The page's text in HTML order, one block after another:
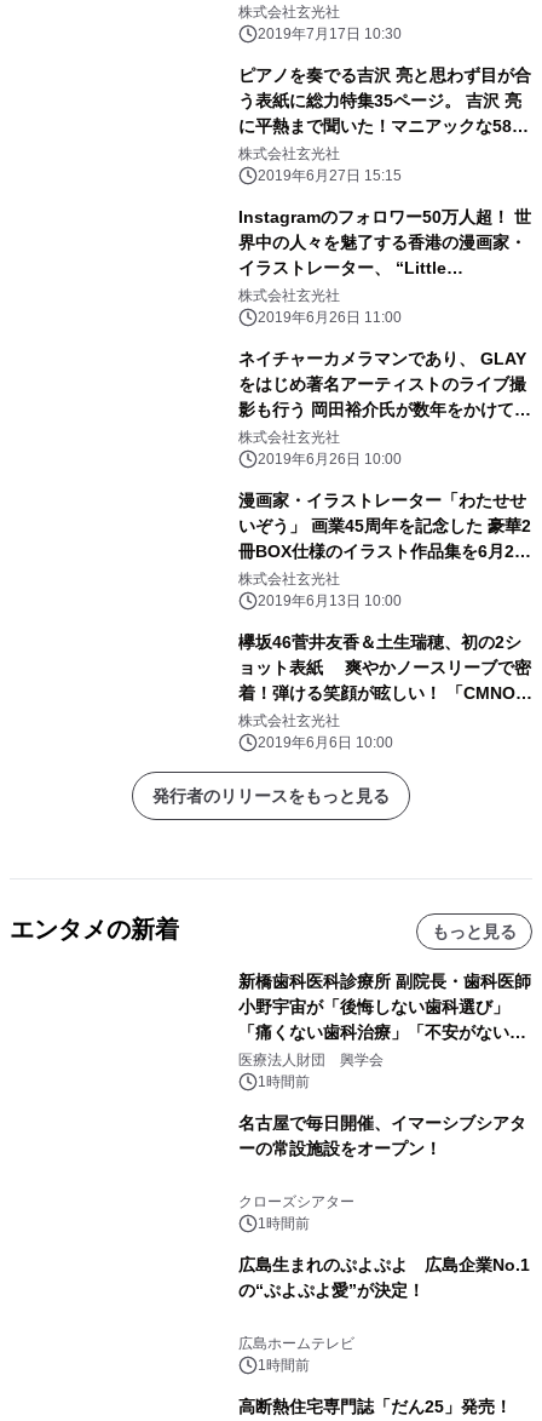
株式会社玄光社
2019年7月17日 10:30
ピアノを奏でる吉沢 亮と思わず目が合
う表紙に総力特集35ページ。 吉沢 亮
に平熱まで聞いた！マニアックな58問
58答にも注目。 『CM NOW BOYS
VOL.9』7月1日発売！
株式会社玄光社
2019年6月27日 15:15
Instagramのフォロワー50万人超！ 世
界中の人々を魅了する香港の漫画家・
イラストレーター、 “Little
Thunder(リトルサンダー)”こと門小雷
の 日本発作品集7月11日(木)発売！
株式会社玄光社
2019年6月26日 11:00
ネイチャーカメラマンであり、 GLAY
をはじめ著名アーティストのライブ撮
影も行う 岡田裕介氏が数年をかけて捉
えた、フォークランド諸島 に住むペン
ギンたちの写真集。
株式会社玄光社
2019年6月26日 10:00
漫画家・イラストレーター「わたせせ
いぞう」 画業45周年を記念した 豪華2
冊BOX仕様のイラスト作品集を6月24
日に発売!
株式会社玄光社
2019年6月13日 10:00
欅坂46菅井友香＆土生瑞穂、初の2シ
ョット表紙 爽やかノースリーブで密
着！弾ける笑顔が眩しい！ 「CMNOW
Vol.199」を6月10日に発売！
株式会社玄光社
2019年6月6日 10:00
発行者のリリースをもっと見る
エンタメの新着 もっと見る
新橋歯科医科診療所 副院長・歯科医師
小野宇宙が「後悔しない歯科選び」
「痛くない歯科治療」「不安がない治
療計画」をテーマに専門監修
医療法人財団 興学会
1時間前
名古屋で毎日開催、イマーシブシアタ
ーの常設施設をオープン！
クローズシアター
1時間前
広島生まれのぷよぷよ 広島企業No.1
の“ぷよぷよ愛”が決定！
広島ホームテレビ
1時間前
高断熱住宅専門誌「だん25」発売！